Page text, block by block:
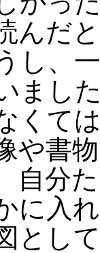
んだ
し、
まし
くて
や書
自分
に入
とし